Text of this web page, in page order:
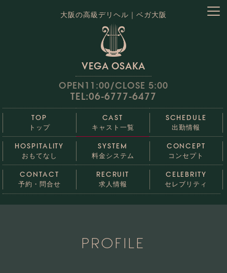
大阪の高級デリヘル｜ベガ大阪
VEGA OSAKA
OPEN11:00/CLOSE 5:00
TEL:06-6777-6477
TOP
トップ
CAST
キャスト一覧
SCHEDULE
出勤情報
HOSPITALITY
おもてなし
SYSTEM
料金システム
CONCEPT
コンセプト
CONTACT
予約・問合せ
RECRUIT
求人情報
CELEBRITY
セレブリティ
PROFILE